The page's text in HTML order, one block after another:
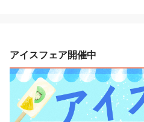
アイスフェア開催中